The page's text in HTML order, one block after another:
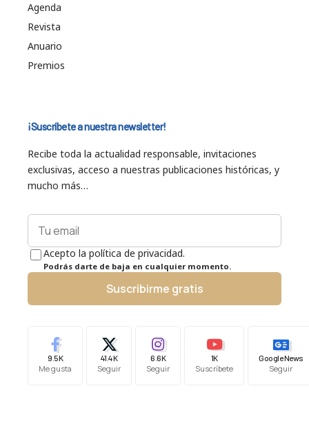
Agenda
Revista
Anuario
Premios
¡Suscríbete a nuestra newsletter!
Recibe toda la actualidad responsable, invitaciones
exclusivas, acceso a nuestras publicaciones históricas, y
mucho más…
Acepto la política de privacidad.
Podrás darte de baja en cualquier momento.
Suscribirme gratis
9.5K
Me gusta
41.4K
Seguir
6.6K
Seguir
1K
Suscríbete
Google News
Seguir